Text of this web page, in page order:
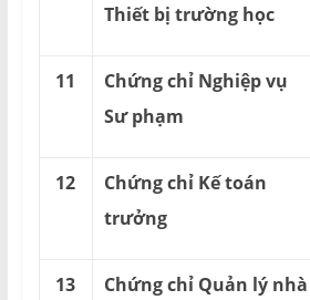
Thiết bị trường học
11
Chứng chỉ Nghiệp vụ
Sư phạm
12
Chứng chỉ Kế toán
trưởng
13
Chứng chỉ Quản lý nhà